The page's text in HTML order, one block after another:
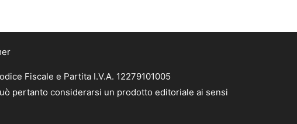
Fiscale e Partita I.V.A. 12279101005
pertanto considerarsi un prodotto editoriale ai sensi